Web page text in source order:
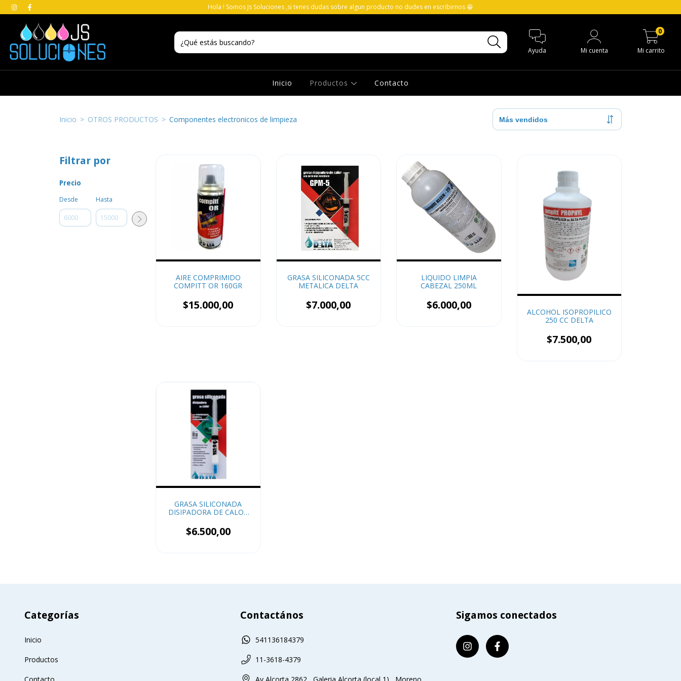
Hola ! Somos Js Soluciones ,si tenes dudas sobre algun producto no dudes en escribirnos 😁
Ayuda Mi cuenta Mi carrito
0
Inicio Productos Contacto
Inicio > OTROS PRODUCTOS > Componentes electronicos de limpieza
Filtrar por
Precio
Desde Hasta
AIRE COMPRIMIDO
COMPITT OR 160GR
$15.000,00
GRASA SILICONADA 5CC
METALICA DELTA
$7.000,00
LIQUIDO LIMPIA
CABEZAL 250ML
$6.000,00
ALCOHOL ISOPROPILICO
250 CC DELTA
$7.500,00
GRASA SILICONADA
DISIPADORA DE CALOR
$6.500,00
Categorías
Inicio
Productos
Contactános
541136184379
11-3618-4379
Sigamos conectados